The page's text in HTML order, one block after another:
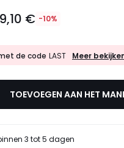
€ -10%
de code LAST
10%
code
LAST
Meer
TOEVOEGEN AAN HET
3 tot 5 dagen